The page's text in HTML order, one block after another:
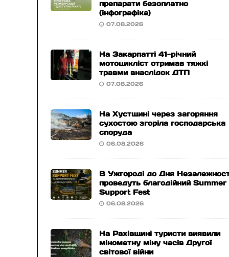
препарати безоплатно
(інфографіка)
07.08.2026
На Закарпатті 41-річний
мотоцикліст отримав тяжкі
травми внаслідок ДТП
07.08.2026
На Хустщині через загоряння
сухостою згоріла господарська
споруда
06.08.2026
В Ужгороді до Дня
проведуть благодійний Summer
Support Fest
06.08.2026
На Рахівщині туристи виявили
мінометну міну часів Другої
світової війни